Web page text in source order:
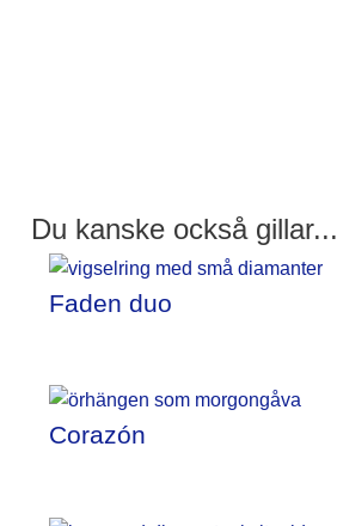
Du kanske också gillar...
Faden duo
Corazón